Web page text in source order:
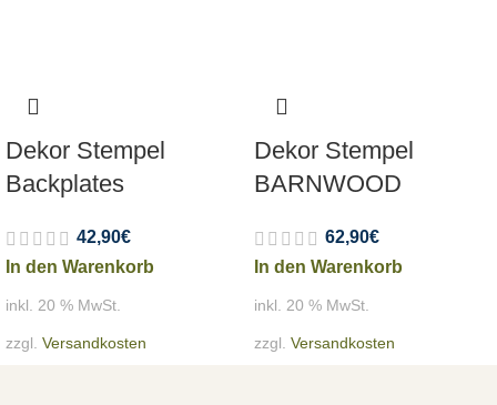
Dekor Stempel
Backplates
42,90€
In den Warenkorb
inkl. 20 % MwSt.
zzgl. Versandkosten
Dekor Stempel
BARNWOOD
62,90€
In den Warenkorb
inkl. 20 % MwSt.
zzgl. Versandkosten